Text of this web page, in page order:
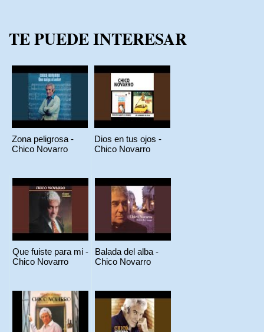
TE PUEDE INTERESAR
Zona peligrosa -
Chico Novarro
Dios en tus ojos -
Chico Novarro
Que fuiste para mi -
Chico Novarro
Balada del alba -
Chico Novarro